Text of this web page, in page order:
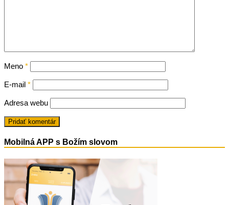
Meno *
E-mail *
Adresa webu
Mobilná APP s Božím slovom